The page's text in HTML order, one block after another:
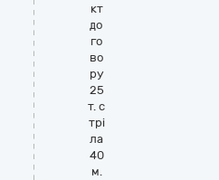
кт
до
го
во
ру
25
т. с
трі
ла
40
м.